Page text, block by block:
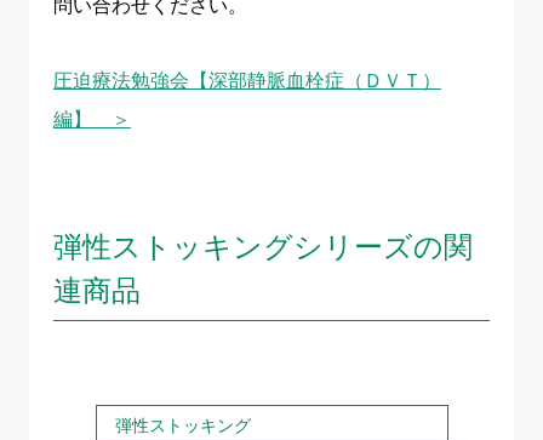
圧迫療法勉強会【深部静脈血栓症（ＤＶＴ）
編】 ＞
弾性ストッキングシリーズの関
連商品
弾性ストッキング